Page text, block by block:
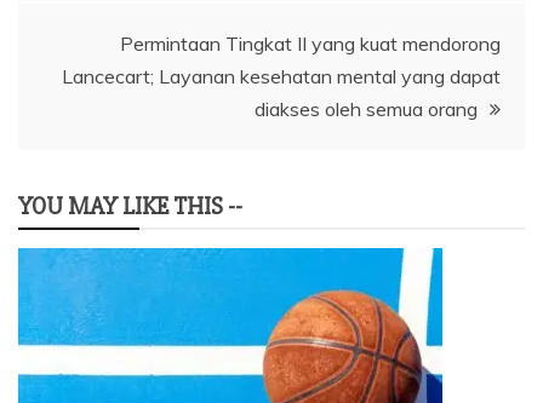
Permintaan Tingkat II yang kuat mendorong
Lancecart; Layanan kesehatan mental yang dapat
diakses oleh semua orang
YOU MAY LIKE THIS --